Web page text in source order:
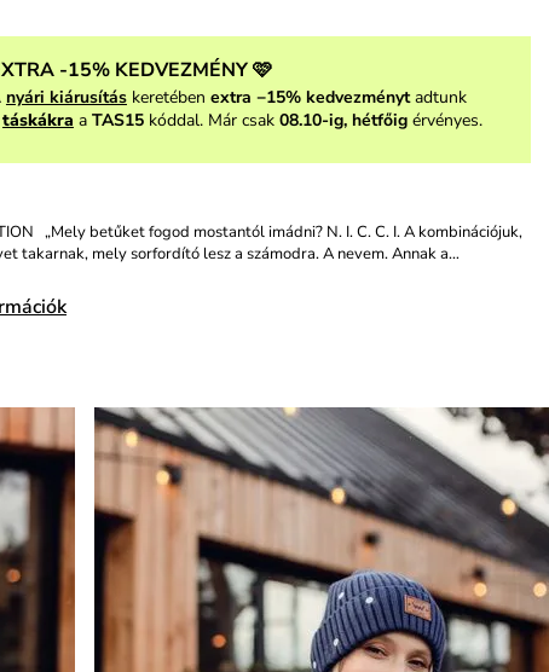
-15% KEDVEZMÉNY 🩷
nyári kiárusítás keretében extra −15% kedvezménytadtunk
táskákra a TAS15kóddal. Már csak08.10-ig, hétfőigérvényes.
„Mely betűket fogod mostantól imádni? N. I. C. C. I. A kombinációjuk,
takarnak, mely sorfordító lesz a számodra. A nevem. Annak a…